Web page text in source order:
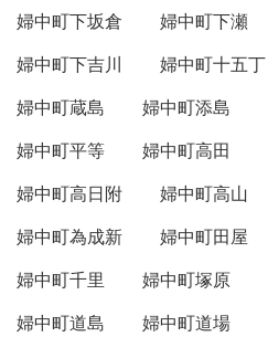
婦中町下坂倉
婦中町下瀬
婦中町下吉川
婦中町十五丁
婦中町蔵島
婦中町添島
婦中町平等
婦中町高田
婦中町高日附
婦中町高山
婦中町為成新
婦中町田屋
婦中町千里
婦中町塚原
婦中町道島
婦中町道場